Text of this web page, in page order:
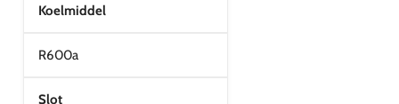
Koelmiddel
R600a
Slot